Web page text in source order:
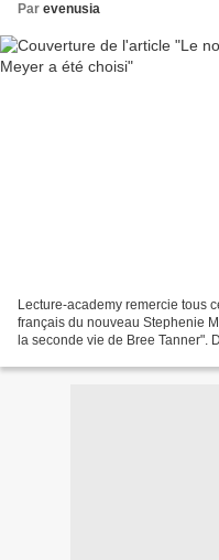
Par evenusia
Lecture-academy remercie tous
français du nouveau Stephenie
la seconde vie de Bree Tanner".